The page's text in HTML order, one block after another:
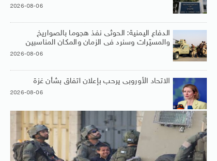
2026-08-06
الدفاع اليمنية: الحوثى نفذ هجوما بالصواريخ
والمسيّرات وسنرد فى الزمان والمكان المناسبين
2026-08-06
الاتحاد الأوروبى يرحب بإعلان اتفاق بشأن غزة
2026-08-06